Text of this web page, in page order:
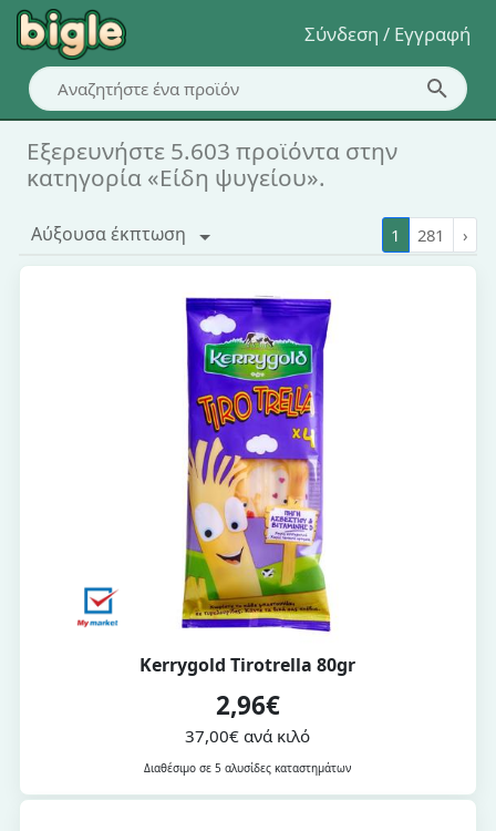
Σύνδεση / Εγγραφή
Εξερευνήστε 5.603 προϊόντα στην
κατηγορία «Είδη ψυγείου».
Αύξουσα έκπτωση 1 281 ›
Kerrygold Tirotrella 80gr
2,96€
37,00€ ανά κιλό
Διαθέσιμο σε 5 αλυσίδες καταστημάτων